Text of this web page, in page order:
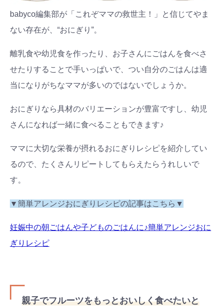
babyco編集部が「これぞママの救世主！」と信じてやま
ない存在が、“おにぎり”。
離乳食や幼児食を作ったり、お子さんにごはんを食べさ
せたりすることで手いっぱいで、つい自分のごはんは適
当になりがちなママが多いのではないでしょうか。
おにぎりなら具材のバリエーションが豊富ですし、幼児
さんになれば一緒に食べることもできます♪
ママに大切な栄養が摂れるおにぎりレシピを紹介してい
るので、たくさんリピートしてもらえたらうれしいで
す。
▼簡単アレンジおにぎりレシピの記事はこちら▼
妊娠中の朝ごはんや子どものごはんに♪簡単アレンジおに
ぎりレシピ
親子でフルーツをもっとおいしく食べたいと